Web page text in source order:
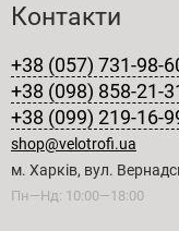
Контакти
+38 (057) 731-98-
+38 (098) 858-21-
+38 (099) 219-16-
shop@velotrofi.ua
м. Харків, вул.
Пн—Нд: 10:00—18:00